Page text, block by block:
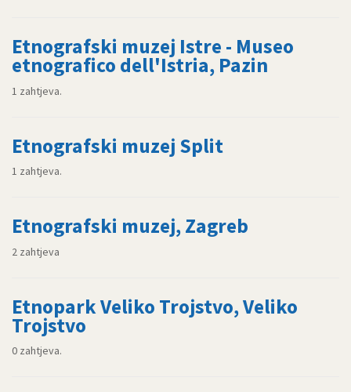
Etnografski muzej Istre - Museo
etnografico dell'Istria, Pazin
1 zahtjeva.
Etnografski muzej Split
1 zahtjeva.
Etnografski muzej, Zagreb
2 zahtjeva
Etnopark Veliko Trojstvo, Veliko
Trojstvo
0 zahtjeva.